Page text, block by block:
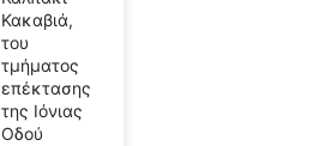
Κακαβιά,
του
τμήματος
επέκτασης
της Ιόνιας
Οδού